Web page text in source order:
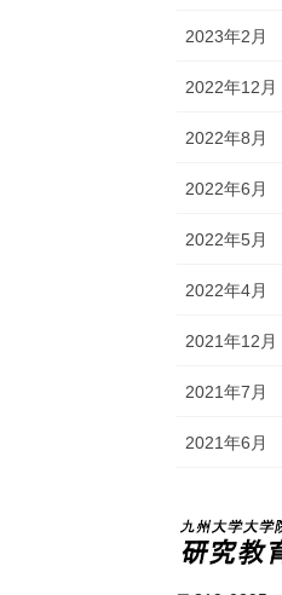
2023年2月
2022年12月
2022年8月
2022年6月
2022年5月
2022年4月
2021年12月
2021年7月
2021年6月